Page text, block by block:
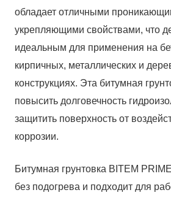
обладает отличными
укрепляющими свойствами, что
идеальным для применения на
кирпичных, металлических и
конструкциях. Эта битумная
повысить долговечность
защитить поверхность от
коррозии.
Битумная грунтовка BITEM
без подогрева и подходит для